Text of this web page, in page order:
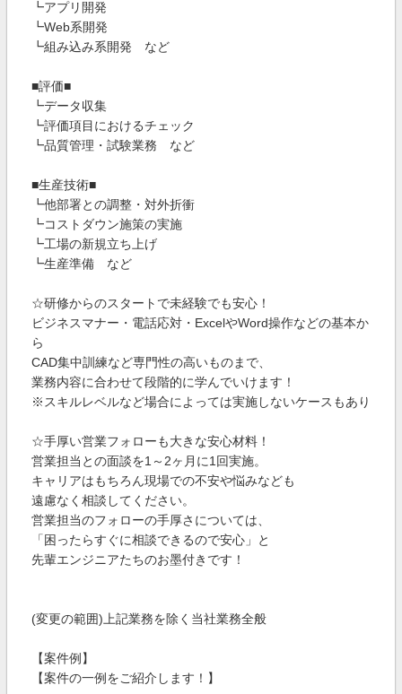
┗アプリ開発
┗Web系開発
┗組み込み系開発 など
■評価■
┗データ収集
┗評価項目におけるチェック
┗品質管理・試験業務 など
■生産技術■
┗他部署との調整・対外折衝
┗コストダウン施策の実施
┗工場の新規立ち上げ
┗生産準備 など
☆研修からのスタートで未経験でも安心！
ビジネスマナー・電話応対・ExcelやWord操作などの基本か
ら
CAD集中訓練など専門性の高いものまで、
業務内容に合わせて段階的に学んでいけます！
※スキルレベルなど場合によっては実施しないケースもあり
☆手厚い営業フォローも大きな安心材料！
営業担当との面談を1～2ヶ月に1回実施。
キャリアはもちろん現場での不安や悩みなども
遠慮なく相談してください。
営業担当のフォローの手厚さについては、
「困ったらすぐに相談できるので安心」と
先輩エンジニアたちのお墨付きです！
(変更の範囲)上記業務を除く当社業務全般
【案件例】
【案件の一例をご紹介します！】